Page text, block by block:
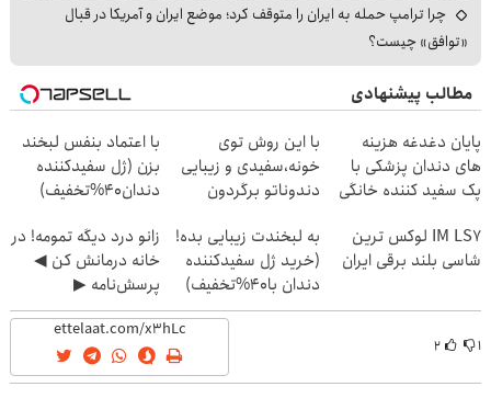
چرا ترامپ حمله به ایران را متوقف کرد؛ موضع ایران و آمریکا در قبال
«توافق» چیست؟
مطالب پیشنهادی
پایان دغدغه هزینه
های دندان پزشکی با
پک سفید کننده خانگی
با این روش توی
خونه،سفیدی و زیبایی
دندوناتو برگردون
با اعتماد بنفس لبخند
بزن (ژل سفیدکننده
دندان40%تخفیف)
IM LS7 لوکس ترین
شاسی بلند برقی ایران
به لبخندت زیبایی بده!
(خرید ژل سفیدکننده
دندان با40%تخفیف)
زانو درد دیگه تمومه! در
خانه درمانش کن ◀
پرسش‌نامه ▶
۱ ۲